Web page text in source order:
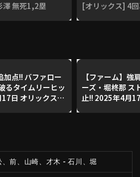
プライバシーポリシー
く）
チーム・プレー内容…）
澤 無死1,2塁 [オリックス] 4
加点!! バファロー
るタイムリーヒッ
日 オリックス・
【ファーム】強
ーズ・堀柊那 ス
止!! 2025年4月
前、山崎、才木 - 石川、堀